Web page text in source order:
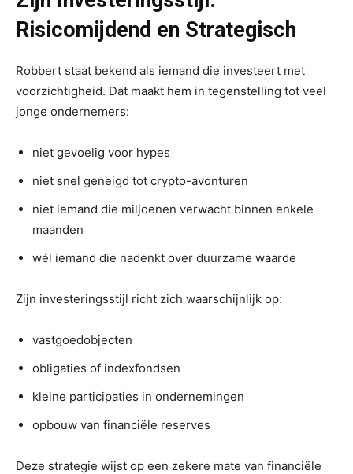
Risicomijdend en Strategisch
Robbert staat bekend als iemand die investeert met
voorzichtigheid. Dat maakt hem in tegenstelling tot veel
jonge ondernemers:
niet gevoelig voor hypes
niet snel geneigd tot crypto-avonturen
niet iemand die miljoenen verwacht binnen enkele
maanden
wél iemand die nadenkt over duurzame waarde
Zijn investeringsstijl richt zich waarschijnlijk op:
vastgoedobjecten
obligaties of indexfondsen
kleine participaties in ondernemingen
opbouw van financiële reserves
Deze strategie wijst op een zekere mate van financiële